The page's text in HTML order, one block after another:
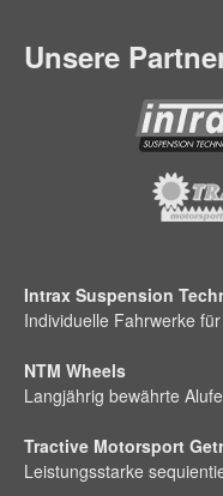
Unsere
Intrax Suspension
Individuelle Fahrwerke
NTM Wheels
Langjährig bewährte
Tractive Motorsport
Leistungsstarke